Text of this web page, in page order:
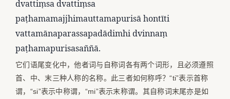
dvattiṃsa dvattiṃsa
paṭhamamajjhimauttamapurisā hontīti
vattamānaparassapadādimhi dvinnaṃ
paṭhamapurisasaññā.
它们语尾变化中，他者词与自称词各有两个词形，且必须遵照
首、中、末三种人称的名称。此三者如何称呼？“ti”表示首称
谓，“si”表示中称谓，“mi”表示末称谓。其自称词末尾亦是如